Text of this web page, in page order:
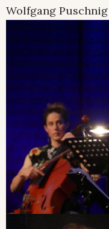
Wolfgang